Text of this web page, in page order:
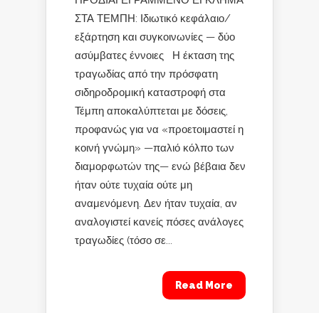
ΣΤΑ ΤΕΜΠΗ: Ιδιωτικό κεφάλαιο/
εξάρτηση και συγκοινωνίες — δύο
ασύμβατες έννοιες Η έκταση της
τραγωδίας από την πρόσφατη
σιδηροδρομική καταστροφή στα
Τέμπη αποκαλύπτεται με δόσεις,
προφανώς για να «προετοιμαστεί η
κοινή γνώμη» —παλιό κόλπο των
διαμορφωτών της— ενώ βέβαια δεν
ήταν ούτε τυχαία ούτε μη
αναμενόμενη. Δεν ήταν τυχαία, αν
αναλογιστεί κανείς πόσες ανάλογες
τραγωδίες (τόσο σε...
Read More